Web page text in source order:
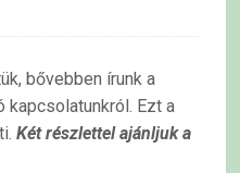
bővebben írunk a
kapcsolatunkról. Ezt a
Két részlettel ajánljuk a